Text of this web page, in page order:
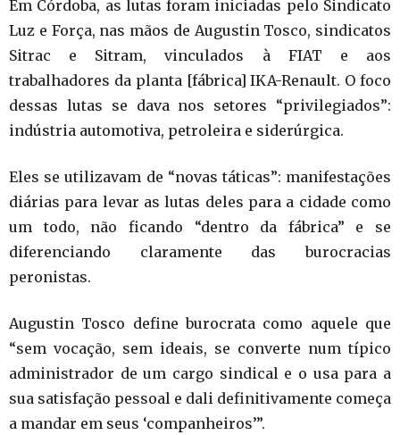
Em Córdoba, as lutas foram iniciadas pelo Sindicato
Luz e Força, nas mãos de Augustin Tosco, sindicatos
Sitrac e Sitram, vinculados à FIAT e aos
trabalhadores da planta [fábrica] IKA-Renault. O foco
dessas lutas se dava nos setores “privilegiados”:
indústria automotiva, petroleira e siderúrgica.
Eles se utilizavam de “novas táticas”: manifestações
diárias para levar as lutas deles para a cidade como
um todo, não ficando “dentro da fábrica” e se
diferenciando claramente das burocracias
peronistas.
Augustin Tosco define burocrata como aquele que
“sem vocação, sem ideais, se converte num típico
administrador de um cargo sindical e o usa para a
sua satisfação pessoal e dali definitivamente começa
a mandar em seus ‘companheiros’”.